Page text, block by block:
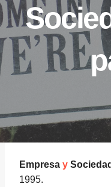
Empresa y Sociedad
1995.